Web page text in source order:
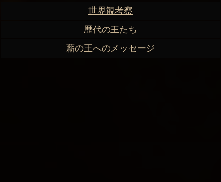
世界観考察
歴代の王たち
薪の王へのメッセージ